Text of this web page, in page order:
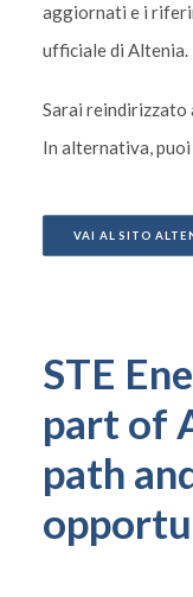
aggiornati e i
ufficiale di Altenia.
Sarai reindirizzato
In alternativa,
VAI AL SITO
STE
part of
path